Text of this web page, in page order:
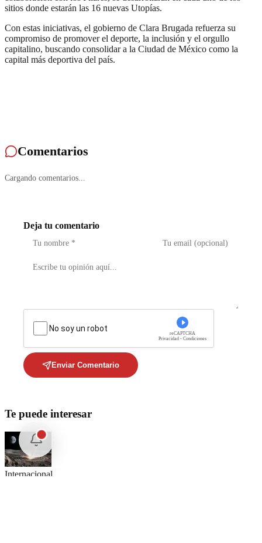
sitios donde estarán las 16 nuevas Utopías.
Con estas iniciativas, el gobierno de Clara Brugada refuerza su
compromiso de promover el deporte, la inclusión y el orgullo
capitalino, buscando consolidar a la Ciudad de México como la
capital más deportiva del país.
Comentarios
Cargando comentarios...
Deja tu comentario
No soy un robot
reCAPTCHA
Privacidad - Condiciones
Enviar Comentario
Te puede interesar
Internacional